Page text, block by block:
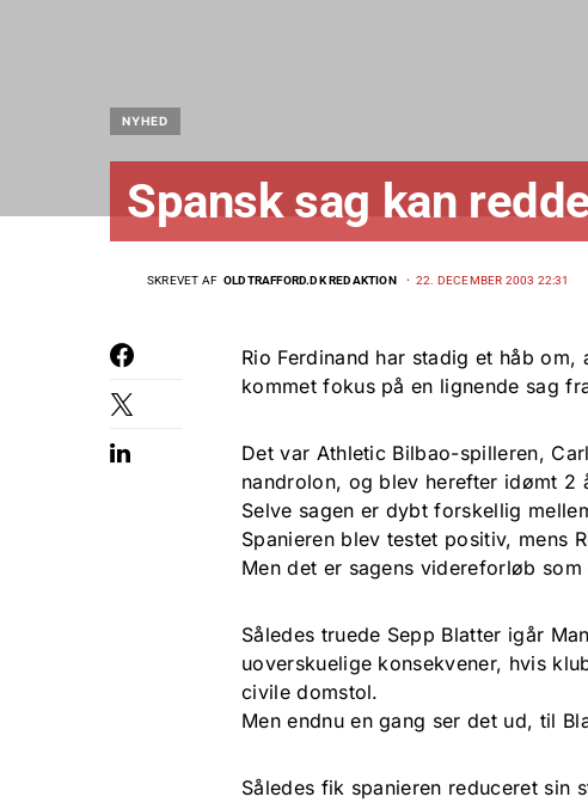
NYHED
Spansk sag kan
SKREVET AF OLDTRAFFORD.DK REDAKTION 22. DECEMBER 2003 22:31
Rio Ferdinand har stadig et håb
kommet fokus på en lignende sag
Det var Athletic Bilbao-spilleren,
nandrolon, og blev herefter idømt 2
Selve sagen er dybt forskellig
Spanieren blev testet positiv, mens
Men det er sagens videreforløb
Således truede Sepp Blatter igår
uoverskuelige konsekvener, hvis
civile domstol.
Men endnu en gang ser det ud, til
Således fik spanieren reduceret sin